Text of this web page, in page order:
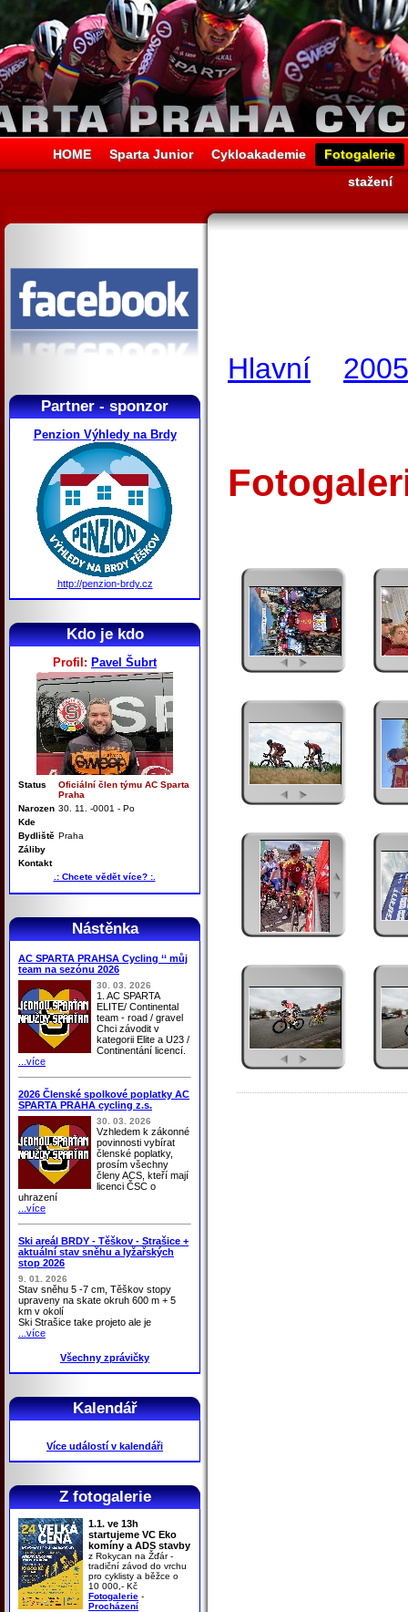
HOME Sparta Junior Cykloakademie
Fotogalerie
stažení
Partner - sponzor
Penzion Výhledy na Brdy
http://penzion-brdy.cz
Kdo je kdo
Profil: Pavel Šubrt
Status
Oficiální člen týmu AC Sparta
Praha
Narozen 30. 11. -0001 - Po
Kde
Bydliště Praha
Záliby
Kontakt
.: Chcete vědět více? :.
Nástěnka
AC SPARTA PRAHSA Cycling ‘‘ můj
team na sezónu 2026
30. 03. 2026
1. AC SPARTA
ELITE/ Continental
team - road / gravel
Chci závodit v
kategorii Elite a U23 /
Continentání licencí.
...více
2026 Členské spolkové poplatky AC
SPARTA PRAHA cycling z.s.
30. 03. 2026
Vzhledem k zákonné
povinnosti vybírat
členské poplatky,
prosím všechny
členy ACS, kteří mají
licenci ČSC o
uhrazení
...více
Ski areál BRDY - Těškov - Strašice +
aktuální stav sněhu a lyžařských
stop 2026
9. 01. 2026
Stav sněhu 5 -7 cm, Těškov stopy
upraveny na skate okruh 600 m + 5
km v okolí
Ski Strašice take projeto ale je
...více
Všechny zprávičky
Kalendář
Více událostí v kalendáři
Z fotogalerie
1.1. ve 13h
startujeme VC Eko
komíny a ADS stavby
z Rokycan na Žďár -
tradiční závod do vrchu
pro cyklisty a běžce o
10 000,- Kč
Fotogalerie -
Procházení
Hlavní 2005